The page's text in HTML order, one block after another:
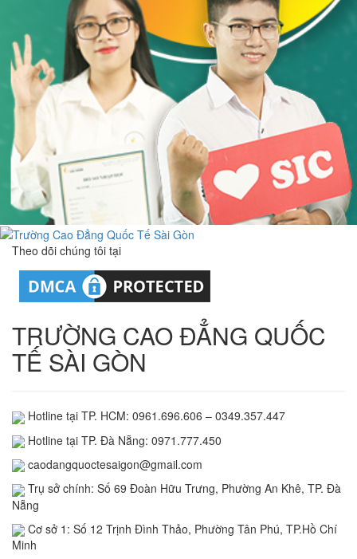
Theo dõi chúng tôi tại
TRƯỜNG CAO ĐẲNG QUỐC
TẾ SÀI GÒN
Hotline tại TP. HCM: 0961.696.606 – 0349.357.447
Hotline tại TP. Đà Nẵng: 0971.777.450
caodangquoctesaigon@gmail.com
Trụ sở chính: Số 69 Đoàn Hữu Trưng, Phường An Khê, TP. Đà
Nẵng
Cơ sở 1: Số 12 Trịnh Đình Thảo, Phường Tân Phú, TP.Hồ Chí
Minh